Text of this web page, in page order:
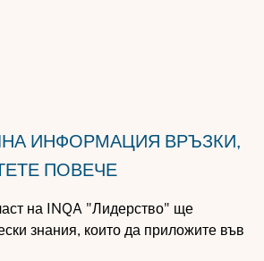
ИНФОРМАЦИЯ ВРЪЗКИ,
ПОВЕЧЕ
на INQA "Лидерство" ще
знания, които да приложите във